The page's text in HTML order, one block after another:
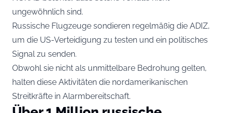
ungewöhnlich sind.
Russische Flugzeuge sondieren regelmäßig die ADIZ,
um die US-Verteidigung zu testen und ein politisches
Signal zu senden.
Obwohl sie nicht als unmittelbare Bedrohung gelten,
halten diese Aktivitäten die nordamerikanischen
Streitkräfte in Alarmbereitschaft.